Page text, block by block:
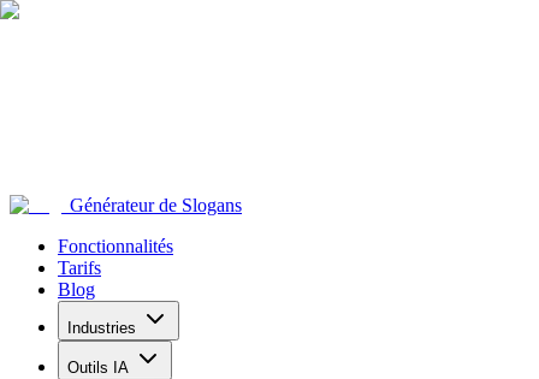
Générateur de Slogans
Fonctionnalités
Tarifs
Blog
Industries
Outils IA